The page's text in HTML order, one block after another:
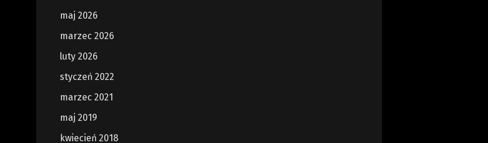
maj 2026
marzec 2026
luty 2026
styczeń 2022
marzec 2021
maj 2019
kwiecień 2018